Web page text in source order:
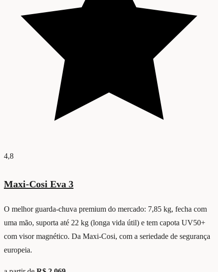
4,8
Maxi-Cosi Eva 3
O melhor guarda-chuva premium do mercado: 7,85 kg, fecha com
uma mão, suporta até 22 kg (longa vida útil) e tem capota UV50+
com visor magnético. Da Maxi-Cosi, com a seriedade de segurança
europeia.